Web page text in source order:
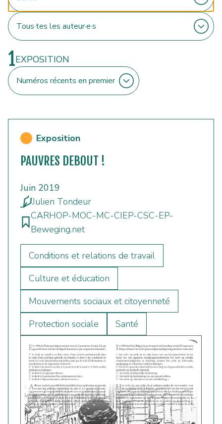
1EXPOSITION
Exposition
PAUVRES DEBOUT !
Juin 2019
Julien Tondeur
CARHOP-MOC-MC-CIEP-CSC-EP-
Beweging.net
Conditions et relations de travail
Culture et éducation
Mouvements sociaux et citoyenneté
Protection sociale
Santé